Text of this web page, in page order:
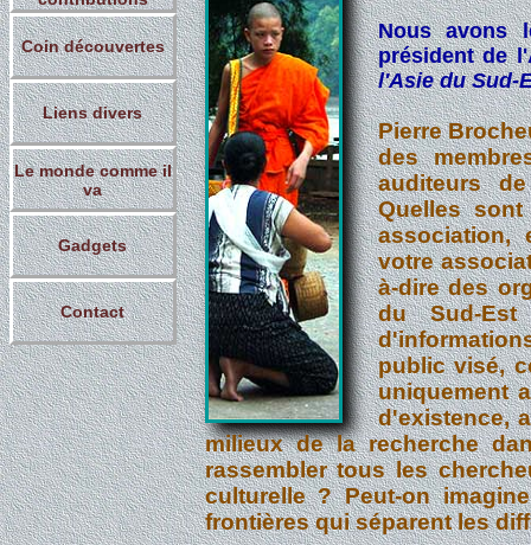
Coin découvertes
Liens divers
Le monde comme il
va
Gadgets
Contact
Nous avons
président de
l'Asie du Sud-
Pierre
des
auditeurs
Quelles
association,
votre
à-dire des
du Sud-
public visé,
uniquement
d'existence,
milieux de la recherche
rassembler tous les
culturelle ? Peut-on
frontières qui séparent les